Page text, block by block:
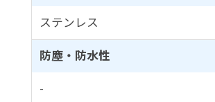
ステンレス
防塵・防水性
-